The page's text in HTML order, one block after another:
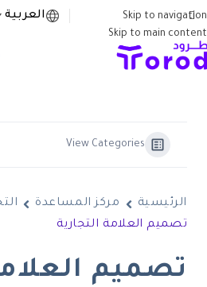
Skip to navigation
Skip to main content
العربية
View Categories
الرئيسية مركز المساعدة
تصميم العلامة التجارية
تصميم